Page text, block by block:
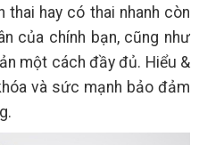
thai hay có thai nhanh còn
của chính bạn, cũng như
một cách đầy đủ. Hiểu &
và sức mạnh bảo đảm